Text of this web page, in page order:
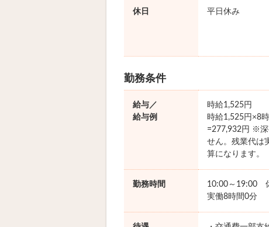
休日 平日休み
勤務条件
給与／
給与例
時給1,525円
時給1,525円×8
=277,932円 ※深
せん。残業代は
算になります。
勤務時間
10:00～19:00
実働8時間0分